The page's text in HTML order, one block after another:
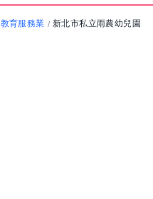
教育服務業 / 新北市私立雨農幼兒園